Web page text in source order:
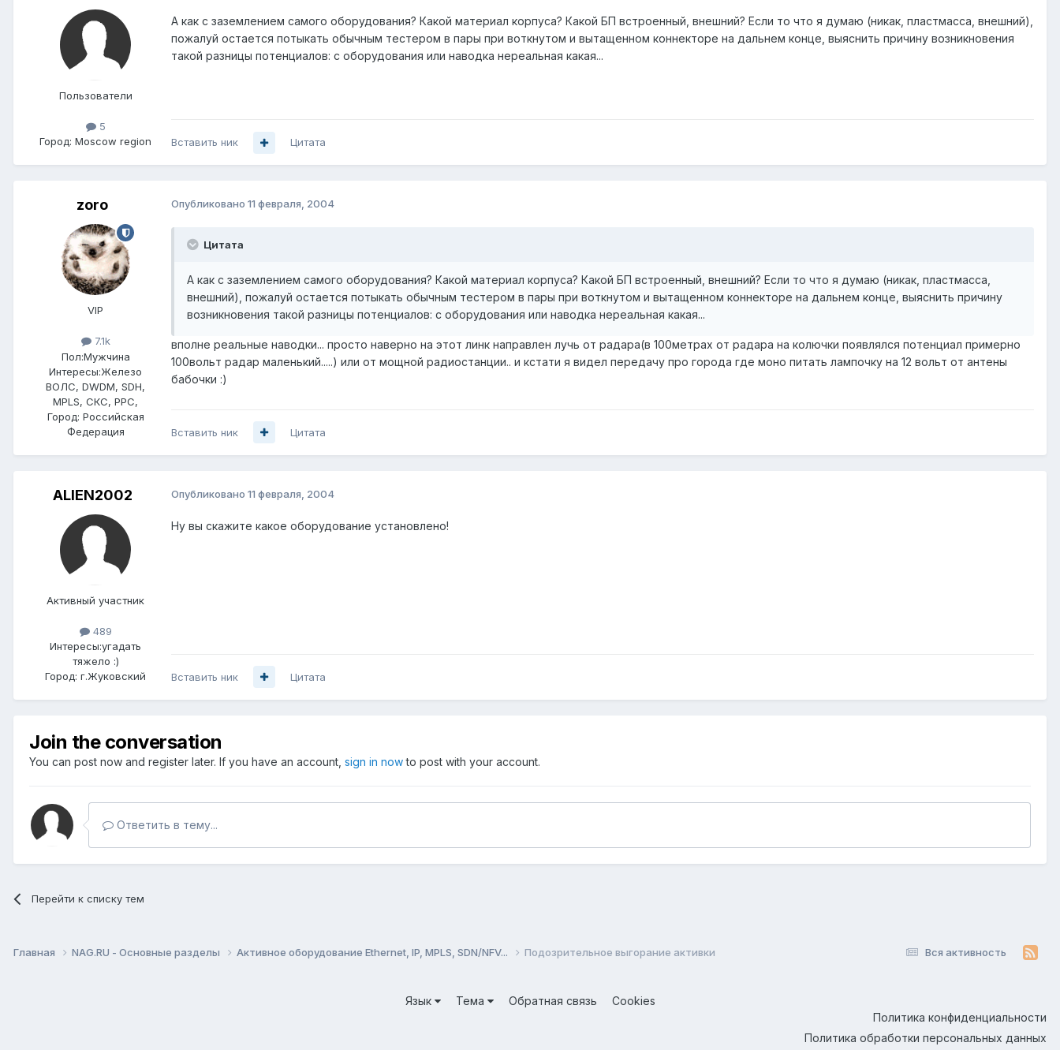
Пользователи
5
Город: Moscow region
А как с заземлением самого оборудования? Какой материал корпуса? Какой БП встроенный, внешний? Если то что я думаю (никак, пластмасса, внешний),
пожалуй остается потыкать обычным тестером в пары при воткнутом и вытащенном коннекторе на дальнем конце, выяснить причину возникновения
такой разницы потенциалов: с оборудования или наводка нереальная какая...
Вставить ник Цитата
zoro
VIP
7.1k
Пол:Мужчина
Интересы:Железо
ВОЛС, DWDM, SDH,
MPLS, СКС, РРС,
Город: Российская
Федерация
Опубликовано 11 февраля, 2004
Цитата
А как с заземлением самого оборудования? Какой материал корпуса? Какой БП встроенный, внешний? Если то что я думаю (никак, пластмасса,
внешний), пожалуй остается потыкать обычным тестером в пары при воткнутом и вытащенном коннекторе на дальнем конце, выяснить причину
возникновения такой разницы потенциалов: с оборудования или наводка нереальная какая...
вполне реальные наводки... просто наверно на этот линк направлен лучь от радара(в 100метрах от радара на колючки появлялся потенциал примерно
100вольт радар маленький.....) или от мощной радиостанции.. и кстати я видел передачу про города где моно питать лампочку на 12 вольт от антены
бабочки :)
Вставить ник Цитата
ALIEN2002
Активный участник
489
Интересы:угадать
тяжело :)
Город: г.Жуковский
Опубликовано 11 февраля, 2004
Ну вы скажите какое оборудование установлено!
Вставить ник Цитата
Join the conversation
You can post now and register later. If you have an account, sign in nowto post with your account.
Ответить в тему...
Перейти к списку тем
Вся активность
Главная NAG.RU - Основные разделы Активное оборудование Ethernet, IP, MPLS, SDN/NFV... Подозрительное выгорание активки
Язык Тема Обратная связь
Cookies
Политика конфиденциальности
Политика обработки персональных данных